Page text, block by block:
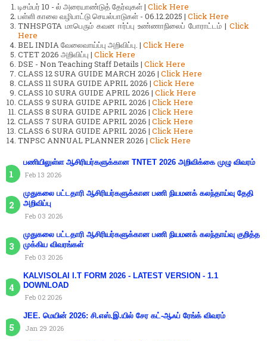
டிசம்பர் 10 - ல் அரையாண்டுத் தேர்வுகள் | Click Here
பள்ளி காலை வழிபாட்டு செயல்பாடுகள் - 06.12.2025 | Click Here
TNHSPGTA மாபெரும் கவன ஈர்ப்பு உண்ணாநிலைப் போராட்டம் | Click
Here
BEL INDIA வேலைவாய்ப்பு அறிவிப்பு. | Click Here
CTET 2026 அறிவிப்பு | Click Here
DSE - Non Teaching Staff Details | Click Here
CLASS 12 SURA GUIDE MARCH 2026 | Click Here
CLASS 11 SURA GUIDE APRIL 2026 | Click Here
CLASS 10 SURA GUIDE APRIL 2026 | Click Here
CLASS 9 SURA GUIDE APRIL 2026 | Click Here
CLASS 8 SURA GUIDE APRIL 2026 | Click Here
CLASS 7 SURA GUIDE APRIL 2026 | Click Here
CLASS 6 SURA GUIDE APRIL 2026 | Click Here
TNPSC ANNUAL PLANNER 2026 | Click Here
பணியிலுள்ள ஆசிரியர்களுக்கான TNTET 2026 அறிவிக்கை முழு விவரம்
Feb 13 2026
முதுகலை பட்டதாரி ஆசிரியர்களுக்கான பணி நியமனக் கலந்தாய்வு தேதி
அறிவிப்பு
Feb 03 2026
முதுகலை பட்டதாரி ஆசிரியர்களுக்கான பணி நியமனக் கலந்தாய்வு குறித்த
முக்கிய விவரங்கள்
Feb 03 2026
KALVISOLAI I.T FORM 2026 - LATEST VERSION - 1.1
DOWNLOAD
Feb 02 2026
JEE. மெயின் 2026: சி.எஸ்.இ.யில் சேர கட்-ஆஃப் ரேங்க் விவரம்
Jan 29 2026